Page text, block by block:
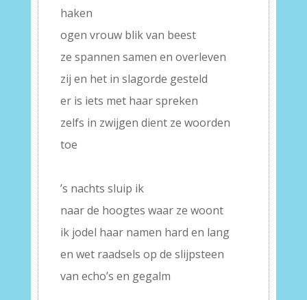
haken
ogen vrouw blik van beest
ze spannen samen en overleven
zij en het in slagorde gesteld
er is iets met haar spreken
zelfs in zwijgen dient ze woorden
toe
’s nachts sluip ik
naar de hoogtes waar ze woont
ik jodel haar namen hard en lang
en wet raadsels op de slijpsteen
van echo’s en gegalm